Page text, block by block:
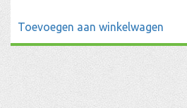
Toevoegen aan winkelwagen